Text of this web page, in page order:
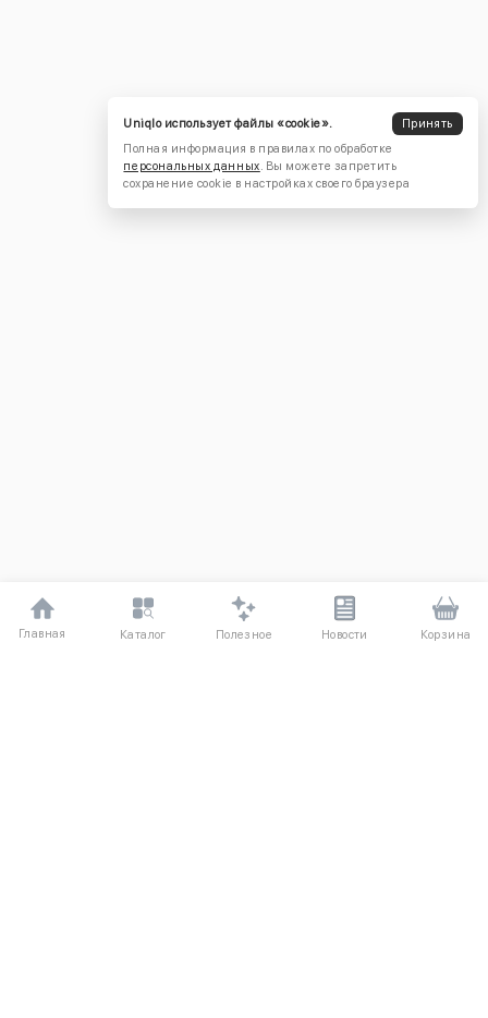
Главная Каталог Полезное Новости Корзина
Uniqlo использует файлы «cookie».
Принять
Полная информация в правилах по обработке
персональных данных. Вы можете запретить
сохранение cookie в настройках своего браузера